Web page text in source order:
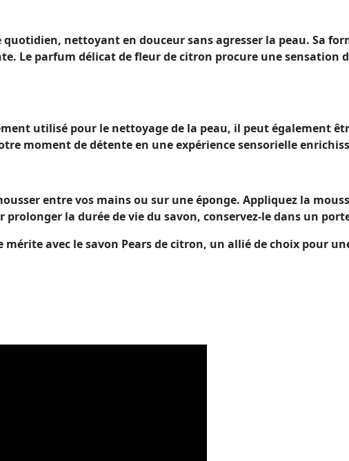
quotidien, nettoyant en douceur sans agresser la peau. Sa
Le parfum délicat de fleur de citron procure une sensation
utilisé pour le nettoyage de la peau, il peut également
moment de détente en une expérience sensorielle
entre vos mains ou sur une éponge. Appliquez la
la durée de vie du savon, conservez-le dans un
mérite avec le savon Pears de citron, un allié de choix pour